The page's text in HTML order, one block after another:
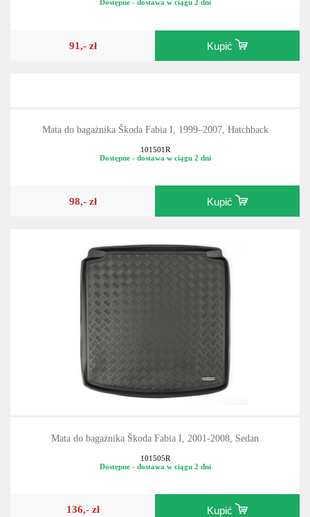
Dostępne - dostawa w ciągu 2 dni
91,- zł Kupić
Mata do bagażnika Škoda Fabia I, 1999–2007, Hatchback
101501R
Dostępne - dostawa w ciągu 2 dni
98,- zł Kupić
Mata do bagażnika Škoda Fabia I, 2001-2008, Sedan
101505R
Dostępne - dostawa w ciągu 2 dni
136,- zł Kupić